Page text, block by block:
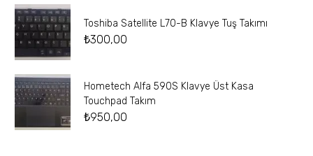
Toshiba Satellite L70-B Klavye Tuş Takımı
₺300,00
Hometech Alfa 590S Klavye Üst Kasa
Touchpad Takım
₺950,00